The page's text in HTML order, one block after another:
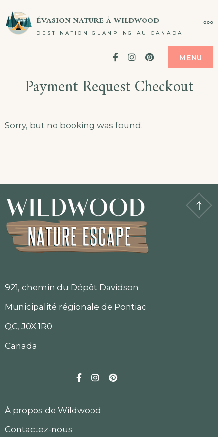
au
ÉVASION NATURE À WILDWOOD
DESTINATION GLAMPING AU CANADA
FacebookInstagram
Pinterest
MENU
Payment Request Checkout
Sorry, but no booking was found.
921, chemin du Dépôt Davidson
Municipalité régionale de Pontiac
QC, J0X 1R0
Canada
FacebookInstagram
Pinterest
À propos de Wildwood
Contactez-nous